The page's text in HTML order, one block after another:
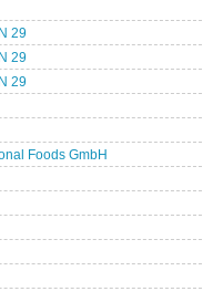
29
29
29
Foods GmbH